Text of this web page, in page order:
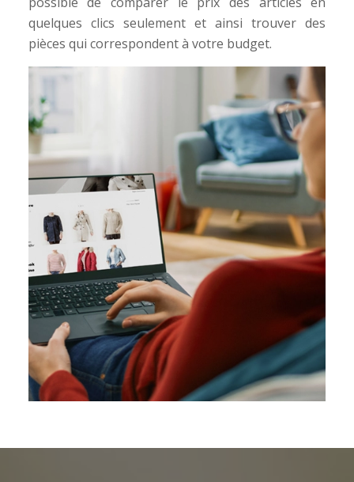
quelques clics seulement et ainsi trouver des
pièces qui correspondent à votre budget.